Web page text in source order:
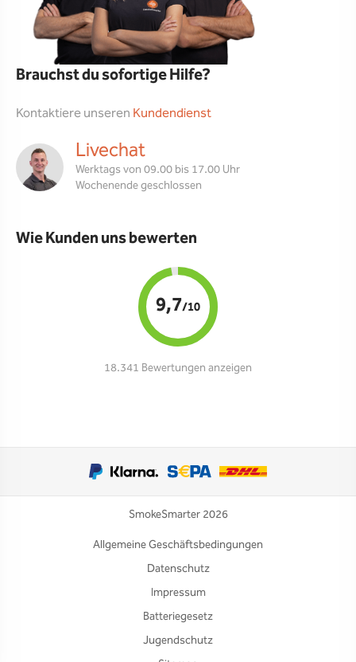
Brauchst du sofortige Hilfe?
Kontaktiere unseren Kundendienst
Livechat
Werktags von 09.00 bis 17.00 Uhr
Wochenende geschlossen
Wie Kunden uns bewerten
9,7/10
18.341 Bewertungen anzeigen
SmokeSmarter 2026
Allgemeine Geschäftsbedingungen
Datenschutz
Impressum
Batteriegesetz
Jugendschutz